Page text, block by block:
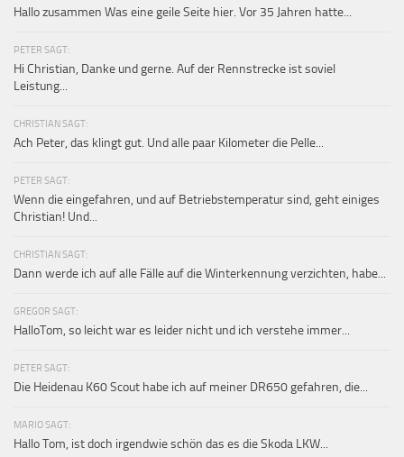
Hallo zusammen Was eine geile Seite hier. Vor 35 Jahren hatte...
PETER SAGT:
Hi Christian, Danke und gerne. Auf der Rennstrecke ist soviel
Leistung...
CHRISTIAN SAGT:
Ach Peter, das klingt gut. Und alle paar Kilometer die Pelle...
PETER SAGT:
Wenn die eingefahren, und auf Betriebstemperatur sind, geht einiges
Christian! Und...
CHRISTIAN SAGT:
Dann werde ich auf alle Fälle auf die Winterkennung verzichten, habe...
GREGOR SAGT:
HalloTom, so leicht war es leider nicht und ich verstehe immer...
PETER SAGT:
Die Heidenau K60 Scout habe ich auf meiner DR650 gefahren, die...
MARIO SAGT:
Hallo Tom, ist doch irgendwie schön das es die Skoda LKW...